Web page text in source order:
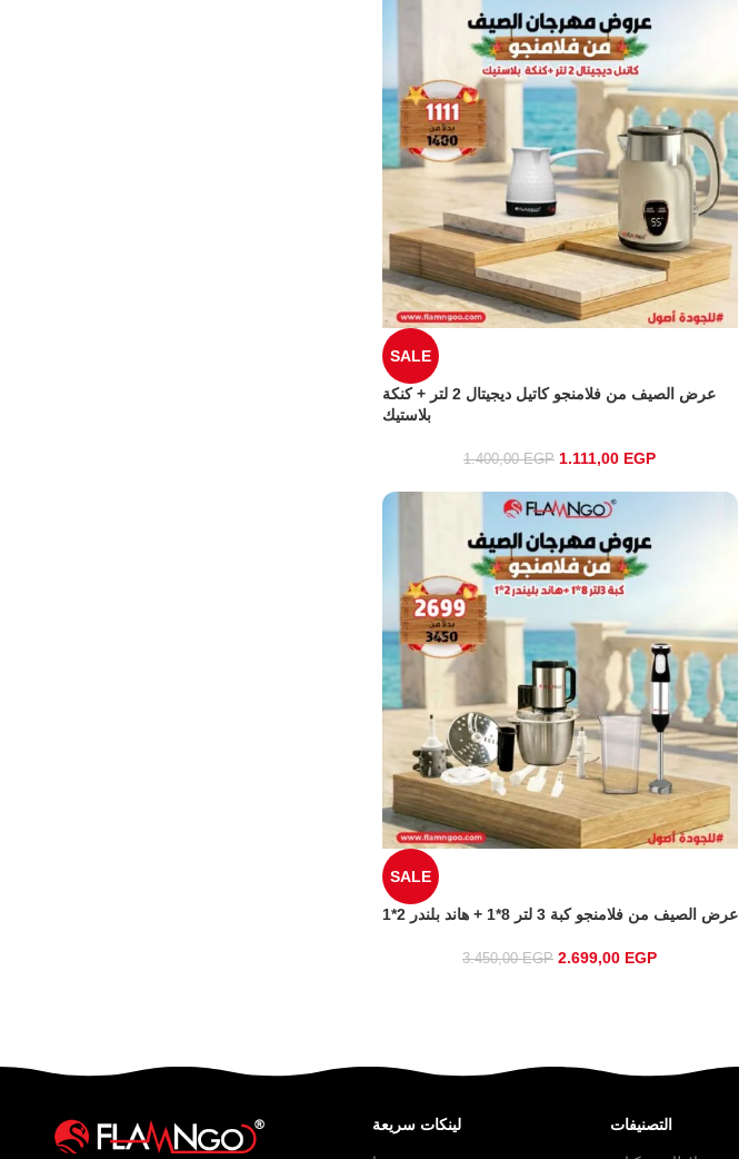
SALE
عرض الصيف من فلامنجو كاتيل ديجيتال 2 لتر + كنكة
بلاستيك
1.400,00EGP 1.111,00 EGP
SALE
عرض الصيف من فلامنجو كبة 3 لتر 8*1 + هاند بلندر 2*1
3.450,00EGP 2.699,00 EGP
لينكات سريعة التصنيفات